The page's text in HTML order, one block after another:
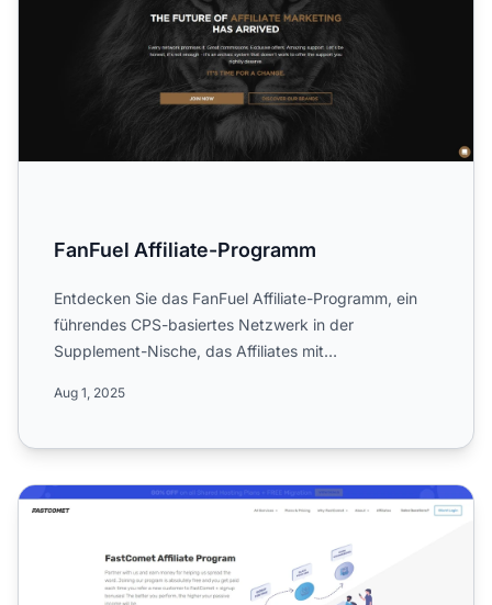
FanFuel Affiliate-Programm
Entdecken Sie das FanFuel Affiliate-Programm, ein
führendes CPS-basiertes Netzwerk in der
Supplement-Nische, das Affiliates mit
Aug 1, 2025
FastComet Affiliate-Programm